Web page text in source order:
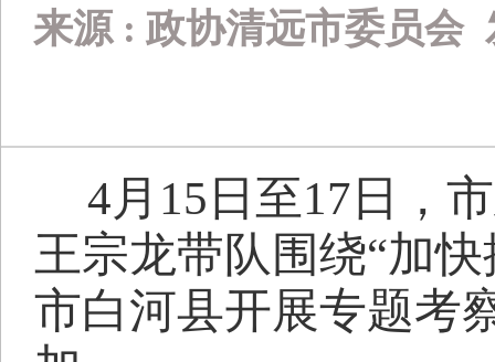
来源 : 政协清远市委员会
4月 15 日至17 日，
王宗龙带队围绕“加
市白河县开展专题考